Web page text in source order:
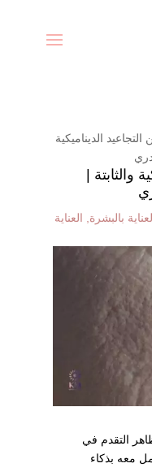
التجاعيد الديناميكية
والثابتة |
بالبشرة
العناية
التقدم في
معه بذكاء